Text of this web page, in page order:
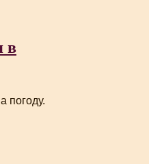
в
погоду.